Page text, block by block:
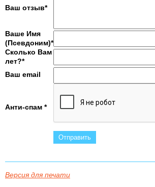
Ваш отзыв*
Ваше Имя
(Псевдоним)*
Сколько Вам
лет?*
Ваш email
Анти-спам *
Версия для печати